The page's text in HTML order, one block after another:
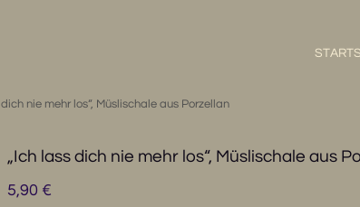
nie mehr los“, Müslischale aus Porzellan
„Ich lass dich nie mehr los“, Müslischale aus
5,90 €